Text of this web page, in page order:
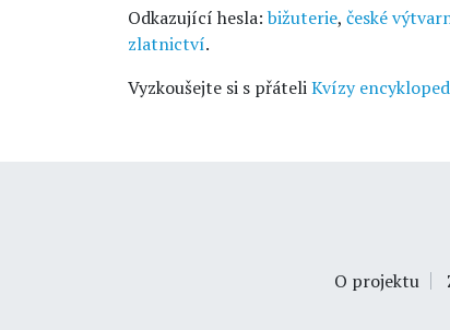
Odkazující hesla: bižuterie, české
zlatnictví.
Vyzkoušejte si s přáteliKvízy
O projektu